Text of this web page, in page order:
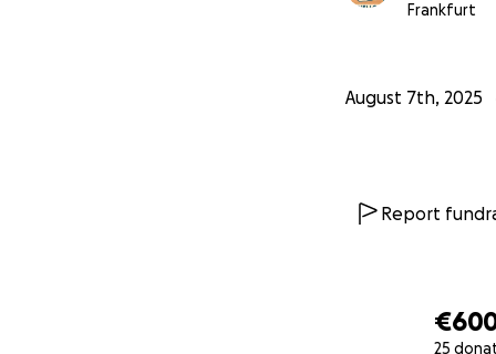
25
Frankfurt
August 7th, 2025
Report